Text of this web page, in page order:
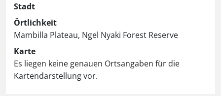
Stadt
Örtlichkeit
Mambilla Plateau, Ngel Nyaki Forest Reserve
Karte
Es liegen keine genauen Ortsangaben für die
Kartendarstellung vor.